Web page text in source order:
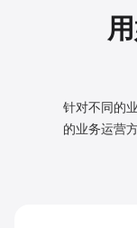
针对不同的
的业务运营